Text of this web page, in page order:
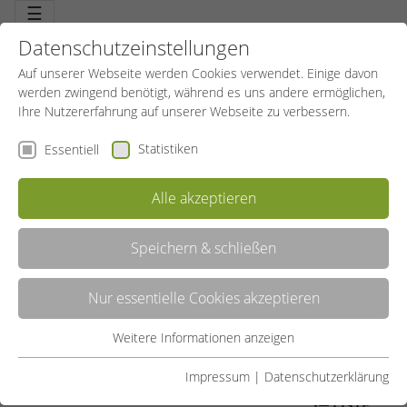
☰
VOLLEYBALL
Leicht zu lernen, schwer zu widerstehen: Volleyball ist eine der
beliebtesten Mannschaftssportarten weltweit, ob in der Freizeit, im
Urlaub oder als Leistungssport. Der Teamgeist steht an erster
Stelle. Fitness, Technik, abgestimmtes Miteinander in einem
schnellen Spiel mit hohem Spaßfaktor.
Datenschutzeinstellungen
Auf unserer Webseite werden Cookies verwendet. Einige davon
werden zwingend benötigt, während es uns andere ermöglichen,
Ihre Nutzererfahrung auf unserer Webseite zu verbessern.
Essentiell Statistiken
Alle akzeptieren
Speichern & schließen
Nur essentielle Cookies akzeptieren
Essentielle Cookies werden für grundlegende Funktionen der
Weitere Informationen anzeigen
Impressum | Datenschutzerklärung